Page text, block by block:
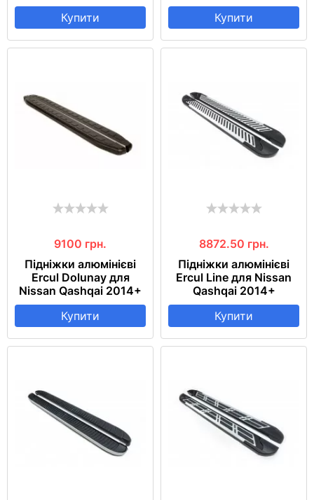
Купити
Купити
9100 грн.
Підніжки алюмінієві
Ercul Dolunay для
Nissan Qashqai 2014+
Купити
8872.50 грн.
Підніжки алюмінієві
Ercul Line для Nissan
Qashqai 2014+
Купити